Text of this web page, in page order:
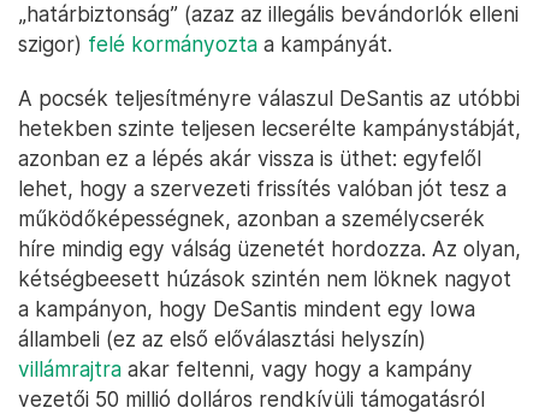
„határbiztonság” (azaz az illegális bevándorlók elleni
szigor) felé kormányozta a kampányát.
A pocsék teljesítményre válaszul DeSantis az utóbbi
hetekben szinte teljesen lecserélte kampánystábját,
azonban ez a lépés akár vissza is üthet: egyfelől
lehet, hogy a szervezeti frissítés valóban jót tesz a
működőképességnek, azonban a személycserék
híre mindig egy válság üzenetét hordozza. Az olyan,
kétségbeesett húzások szintén nem löknek nagyot
a kampányon, hogy DeSantis mindent egy Iowa
állambeli (ez az első előválasztási helyszín)
villámrajtra akar feltenni, vagy hogy a kampány
vezetői 50 millió dolláros rendkívüli támogatásról